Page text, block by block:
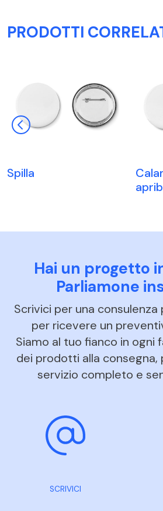
PRODOTTI
Spilla
Hai un progetto
Parliamone
Scrivici per una
per ricevere un
Siamo al tuo fianco in ogni
dei prodotti alla consegna,
servizio completo e
SCRIVICI